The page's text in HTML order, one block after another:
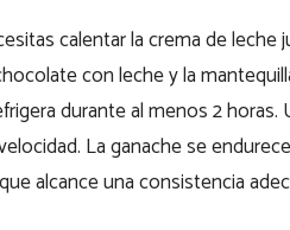
calentar la crema de
con leche y la
durante al menos 2
La ganache se
alcance una consistencia